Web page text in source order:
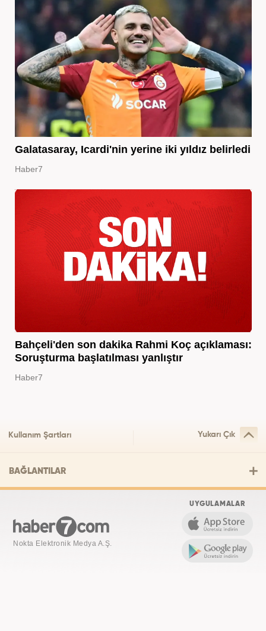
Galatasaray, Icardi'nin yerine iki yıldız belirledi
Haber7
Bahçeli'den son dakika Rahmi Koç açıklaması:
Soruşturma başlatılması yanlıştır
Haber7
Kullanım Şartları Yukarı Çık
BAĞLANTILAR
Nokta Elektronik Medya A.Ş.
UYGULAMALAR